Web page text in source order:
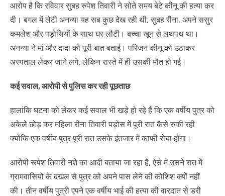
आरोप है कि रविवार सुबह रुपेश तिवारी ने सोते समय बेटे कीनू की हत्या कर
दी। बगल में लेटी अनन्या यह सब कुछ देख रही थी. सुबह रीना, अपने ससुर
कमलेश और पड़ोसियों के साथ घर लौटी। बच्चा खून से लथपथ था।
अनन्या ने मां और दादा को पूरी बात बताई। परिजन कीनू को उठाकर
अस्पताल लेकर जाने लगे, लेकिन रास्ते में ही उसकी मौत हो गई।
कई सवाल, आरोपी से पुलिस कर रही पूछताछ
हालांकि घटना को लेकर कई सवाल भी खड़े हो रहे हैं कि एक वर्षीय पुत्र को
अकेले छोड़ कर महिला रीना तिवारी पड़ोस में पूरी रात कैसे रुकी रही
क्योंकि एक वर्षीय पुत्र पूरी रात उसके इंतजार में काफी रोया होगा।
आरोपी रूपेश तिवारी नशे का आदी बताया जा रहा है, ऐसे में उसने रात में
ग्रामवासियों के दखल से पुत्र को अपने पास लेने की कोशिश क्यों नहीं
की। तीन वर्षीय पुत्री एपने एक वर्षीय भाई की हत्या की वारदात से डरी